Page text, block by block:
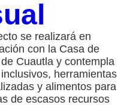
se realizará en
con la Casa de
Cuautla y contempla
herramientas
y alimentos para
de escasos recursos